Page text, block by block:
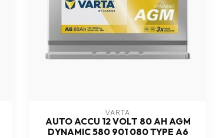
VARTA
AUTO ACCU 12 VOLT 80 AH AGM
DYNAMIC 580 901 080 TYPE A6